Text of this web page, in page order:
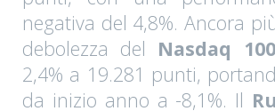
negativa del 4,8%. Ancora
debolezza del Nasdaq 100
2,4% a 19.281 punti,
da inizio anno a -8,1%. Il